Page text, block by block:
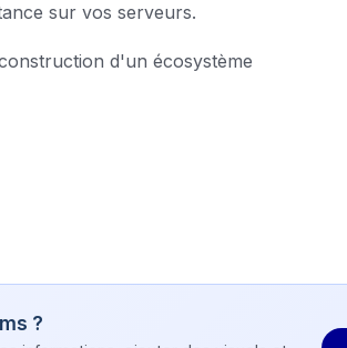
sur vos serveurs.
d'un écosystème
?